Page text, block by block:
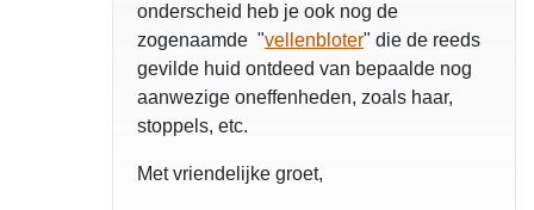
onderscheid heb je ook nog de
zogenaamde "vellenbloter" die de reeds
gevilde huid ontdeed van bepaalde nog
aanwezige oneffenheden, zoals haar,
stoppels, etc.
Met vriendelijke groet,